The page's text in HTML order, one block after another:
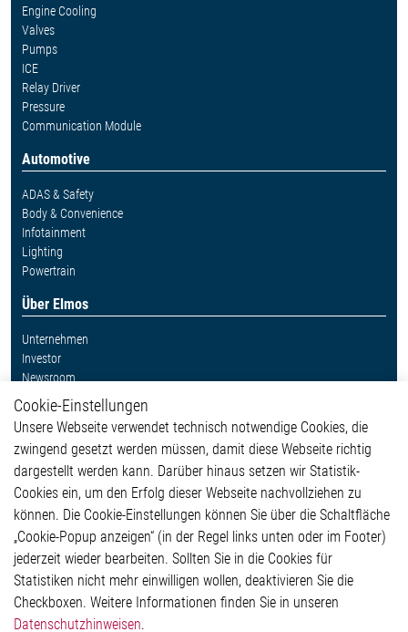
Engine Cooling
Valves
Pumps
ICE
Relay Driver
Pressure
Communication Module
Automotive
ADAS & Safety
Body & Convenience
Infotainment
Lighting
Powertrain
Über Elmos
Unternehmen
Investor
Newsroom
Weitere Links
Glossar
Kontakt
Hinweisgeberschutzsystem
Impressum
Datenschutzerklärung
Cookie-Popup anzeigen
Cookie-Einstellungen
Unsere Webseite verwendet technisch notwendige Cookies, die
zwingend gesetzt werden müssen, damit diese Webseite richtig
dargestellt werden kann. Darüber hinaus setzen wir Statistik-
Cookies ein, um den Erfolg dieser Webseite nachvollziehen zu
können. Die Cookie-Einstellungen können Sie über die Schaltfläche
„Cookie-Popup anzeigen“ (in der Regel links unten oder im Footer)
jederzeit wieder bearbeiten. Sollten Sie in die Cookies für
Statistiken nicht mehr einwilligen wollen, deaktivieren Sie die
Checkboxen. Weitere Informationen finden Sie in unseren
Datenschutzhinweisen.